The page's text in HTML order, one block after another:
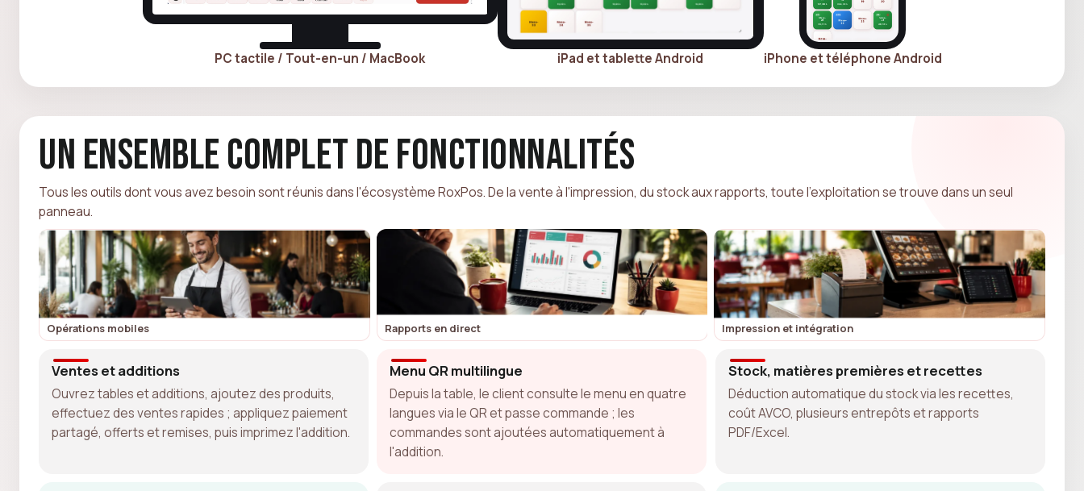
PC tactile / Tout-en-un / MacBook iPad et tablette Android iPhone et téléphone Android
Un ensemble complet de fonctionnalités
Tous les outils dont vous avez besoin sont réunis dans l'écosystème RoxPos. De la vente à l'impression, du stock aux rapports, toute l'exploitation se trouve dans un seul
panneau.
Opérations mobiles Rapports en direct Impression et intégration
Ventes et additions
Ouvrez tables et additions, ajoutez des produits,
effectuez des ventes rapides ; appliquez paiement
partagé, offerts et remises, puis imprimez l'addition.
Menu QR multilingue
Depuis la table, le client consulte le menu en quatre
langues via le QR et passe commande ; les
commandes sont ajoutées automatiquement à
l'addition.
Stock, matières premières et recettes
Déduction automatique du stock via les recettes,
coût AVCO, plusieurs entrepôts et rapports
PDF/Excel.